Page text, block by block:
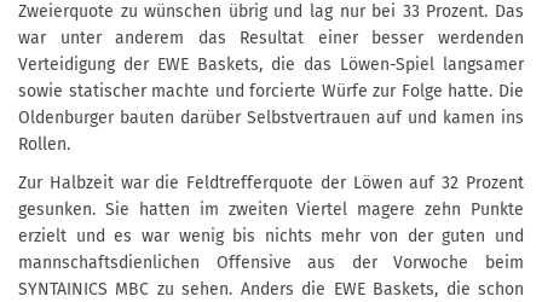
Zweierquote zu wünschen übrig und lag nur bei 33 Prozent. Das
war unter anderem das Resultat einer besser werdenden
Verteidigung der EWE Baskets, die das Löwen-Spiel langsamer
sowie statischer machte und forcierte Würfe zur Folge hatte. Die
Oldenburger bauten darüber Selbstvertrauen auf und kamen ins
Rollen.
Zur Halbzeit war die Feldtrefferquote der Löwen auf 32 Prozent
gesunken. Sie hatten im zweiten Viertel magere zehn Punkte
erzielt und es war wenig bis nichts mehr von der guten und
mannschaftsdienlichen Offensive aus der Vorwoche beim
SYNTAINICS MBC zu sehen. Anders die EWE Baskets, die schon